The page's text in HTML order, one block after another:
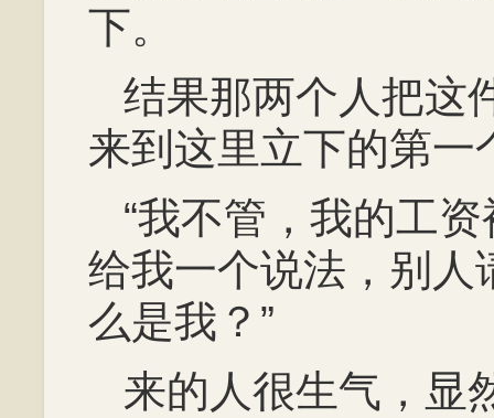
下。
结果那两个人把这
来到这里立下的第一
“我不管，我的工
给我一个说法，别人
么是我？”
来的人很生气，显